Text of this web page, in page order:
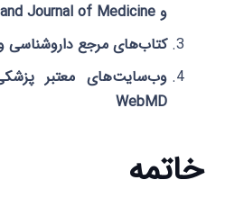
و New England Journal of Medicine
کتاب‌های مرجع داروشناسی
WebMD
خاتمه